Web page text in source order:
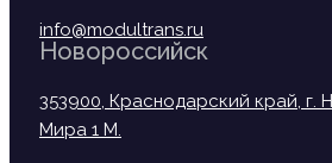
info@modultrans.ru
Новороссийск
353900, Краснодарский край, г.
Мира 1 М.